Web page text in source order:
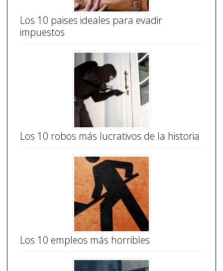
Los 10 paises ideales para evadir
impuestos
Los 10 robos más lucrativos de la historia
Los 10 empleos más horribles